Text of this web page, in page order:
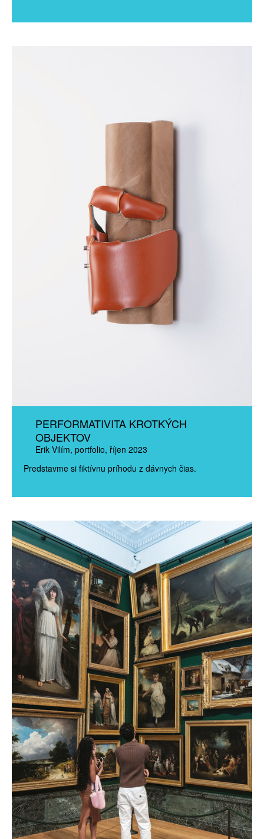
PERFORMATIVITA KROTKÝCH
OBJEKTOV
Erik Vilím portfolio říjen 2023
Predstavme si fiktívnu príhodu z dávnych čias.